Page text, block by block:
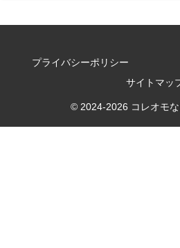
プライバシーポリシー
サイトマッ
© 2024-2026 コレオモ